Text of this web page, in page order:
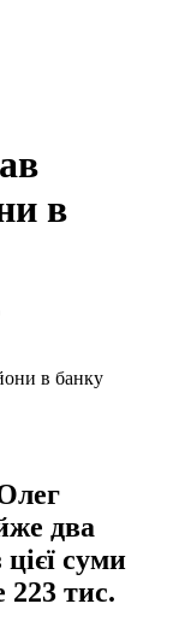
в
два
суми
223 тис.